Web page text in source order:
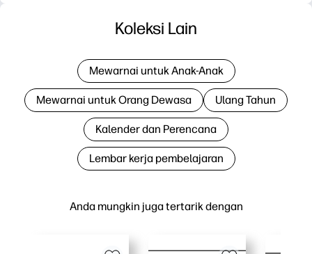
Anda mungkin juga tertarik dengan
Koleksi Lain
Mewarnai untuk Anak-Anak
Mewarnai untuk Orang Dewasa Ulang Tahun
Kalender dan Perencana
Lembar kerja pembelajaran